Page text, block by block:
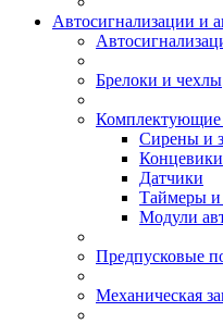
Автосигнализации и
Брелоки и чехлы
Комплектующие
Сирены и
Концевики
Датчики
Таймеры и
Модули
Предпусковые
Механическая